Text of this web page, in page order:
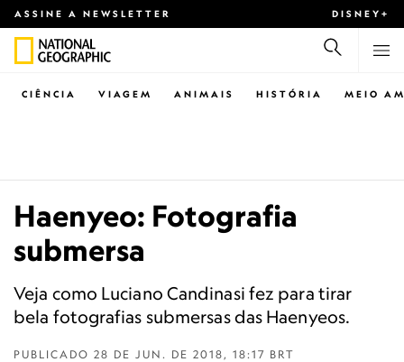
ASSINE A NEWSLETTER DISNEY+
CIÊNCIA VIAGEM ANIMAIS HISTÓRIA MEIO
Haenyeo: Fotografia
submersa
Veja como Luciano Candinasi fez para tirar
bela fotografias submersas das Haenyeos.
PUBLICADO 28 DE JUN. DE 2018, 18:17 BRT